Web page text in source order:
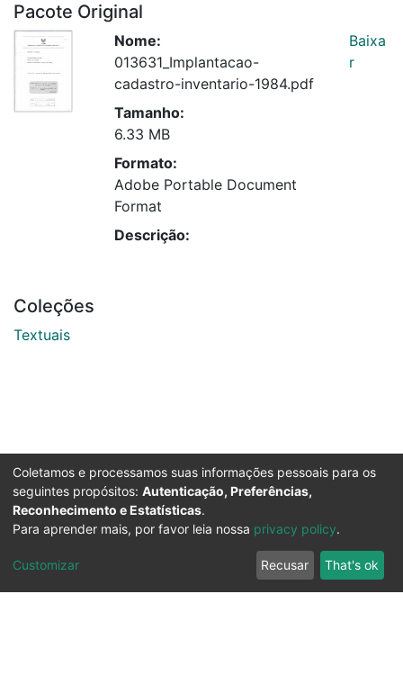
Pacote Original
Nome:
013631_Implantacao-
cadastro-inventario-1984.pdf
Tamanho:
6.33 MB
Formato:
Adobe Portable Document
Format
Descrição:
Baixa
r
Coleções
Textuais
Coletamos e processamos suas informações pessoais para os
seguintes propósitos: Autenticação, Preferências,
Reconhecimento e Estatísticas.
Para aprender mais, por favor leia nossa privacy policy.
Customizar Recusar That's ok